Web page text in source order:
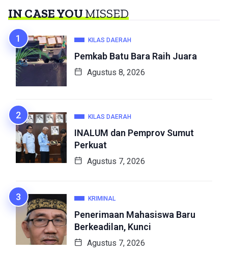
IN CASE YOUMISSED
KILAS DAERAH
Pemkab Batu Bara Raih Juara
Agustus 8, 2026
KILAS DAERAH
INALUM dan Pemprov Sumut
Perkuat
Agustus 7, 2026
KRIMINAL
Penerimaan Mahasiswa Baru
Berkeadilan, Kunci
Agustus 7, 2026